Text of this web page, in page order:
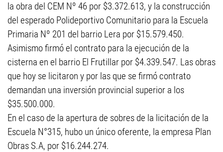
la obra del CEM Nº 46 por $3.372.613, y la construcción
del esperado Polideportivo Comunitario para la Escuela
Primaria Nº 201 del barrio Lera por $15.579.450.
Asimismo firmó el contrato para la ejecución de la
cisterna en el barrio El Frutillar por $4.339.547. Las obras
que hoy se licitaron y por las que se firmó contrato
demandan una inversión provincial superior a los
$35.500.000.
En el caso de la apertura de sobres de la licitación de la
Escuela N°315, hubo un único oferente, la empresa Plan
Obras S.A, por $16.244.274.